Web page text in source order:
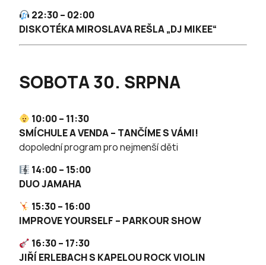
22:30 – 02:00
DISKOTÉKA MIROSLAVA REŠLA „DJ MIKEE“
SOBOTA 30. SRPNA
10:00 – 11:30
SMÍCHULE A VENDA – TANČÍME S VÁMI!
dopolední program pro nejmenší děti
14:00 – 15:00
DUO JAMAHA
15:30 – 16:00
IMPROVE YOURSELF – PARKOUR SHOW
16:30 – 17:30
JIŘÍ ERLEBACH S KAPELOU ROCK VIOLIN